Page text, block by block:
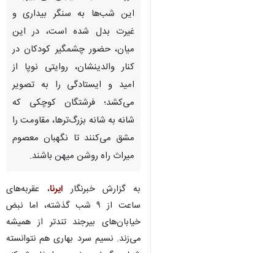
این شب‌ها به سنگر بیداری و
غیرت بدل شده است، در این
میان، حضور چشمگیر کودکان در
کنار والدینشان، روایتی نوپا از
امید و ایستادگی را به تصویر
می‌کشد؛ فرشتگان کوچکی که
شانه به شانه بزرگ‌ترها، مقاومت را
مشق می‌کنند تا نگهبان معصوم
میراث راه روشن میهن باشند.
به گزارش خبرنگارایرنا، عقربه‌های
ساعت از ۹ شب گذشته، اما نبض
خیابان‌های بیرجند تندتر از همیشه
می‌زند. نسیم سرد بهاری هم نتوانسته